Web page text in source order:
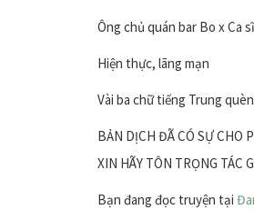
Ông chủ quán bar Bo x Ca
Hiện thực, lãng mạn
Vài ba chữ tiếng Trung
BẢN DỊCH ĐÃ CÓ SỰ CHO
XIN HÃY TÔN TRỌNG TÁC
Bạn đang đọc truyện tại